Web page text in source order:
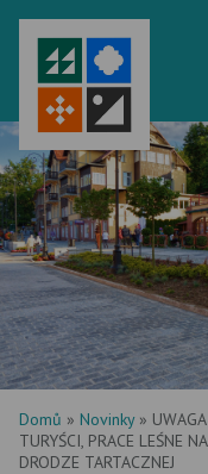
Domů » Novinky» UWAGA
TURYŚCI, PRACE LEŚNE NA
DRODZE TARTACZNEJ